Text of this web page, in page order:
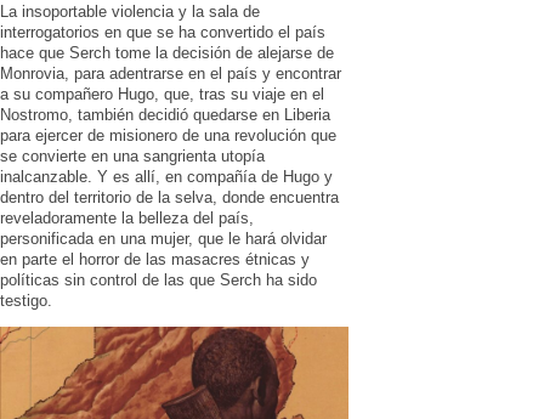
La insoportable violencia y la sala de
interrogatorios en que se ha convertido el país
hace que Serch tome la decisión de alejarse de
Monrovia, para adentrarse en el país y encontrar
a su compañero Hugo, que, tras su viaje en el
Nostromo, también decidió quedarse en Liberia
para ejercer de misionero de una revolución que
se convierte en una sangrienta utopía
inalcanzable. Y es allí, en compañía de Hugo y
dentro del territorio de la selva, donde encuentra
reveladoramente la belleza del país,
personificada en una mujer, que le hará olvidar
en parte el horror de las masacres étnicas y
políticas sin control de las que Serch ha sido
testigo.